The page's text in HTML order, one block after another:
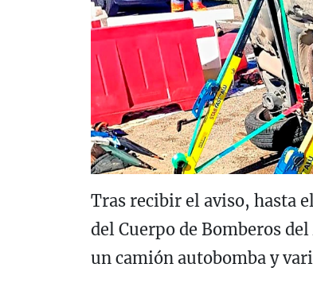
Tras recibir el aviso, hasta
del Cuerpo de Bomberos
un camión autobomba y